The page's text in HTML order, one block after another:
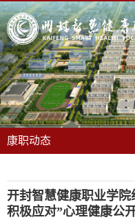
康职动态
开封智慧健康职业学院
积极应对”心理健康公